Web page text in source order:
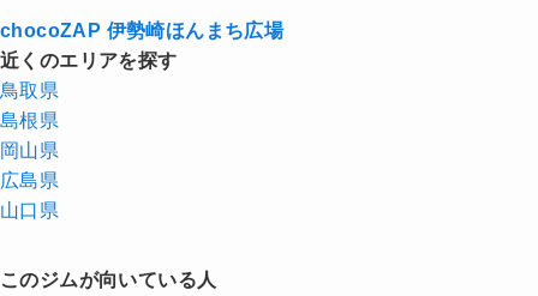
chocoZAP 伊勢崎ほんまち広場
近くのエリアを探す
鳥取県
島根県
岡山県
広島県
山口県
このジムが向いている人